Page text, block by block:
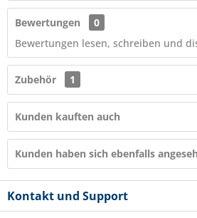
Bewertungen
0
Bewertungen lesen, schreiben und
Zubehör 1
Kunden kauften auch
Kunden haben sich ebenfalls
Kontakt und Support